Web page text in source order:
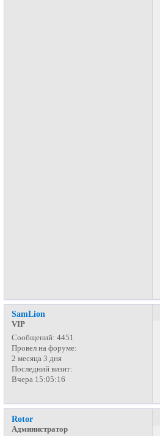
SamLion
VIP
Сообщений: 4451
Провел на форуме:
2 месяца 3 дня
Последний визит:
Вчера 15:05:16
Rotor
Администратор